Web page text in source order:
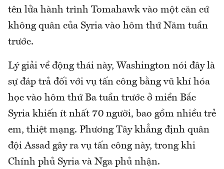
tên lửa hành trình Tomahawk vào một căn cứ
không quân của Syria vào hôm thứ Năm tuần
trước.
Lý giải về động thái này, Washington nói đây là
sự đáp trả đối với vụ tấn công bằng vũ khí hóa
học vào hôm thứ Ba tuần trước ở miền Bắc
Syria khiến ít nhất 70 người, bao gồm nhiều trẻ
em, thiệt mạng. Phương Tây khẳng định quân
đội Assad gây ra vụ tấn công này, trong khi
Chính phủ Syria và Nga phủ nhận.